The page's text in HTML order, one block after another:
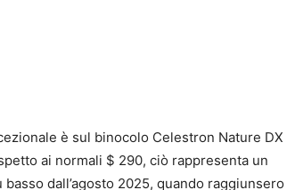
è sul binocolo Celestron Nature DX
ai normali $ 290, ciò rappresenta un
dall’agosto 2025, quando raggiunsero